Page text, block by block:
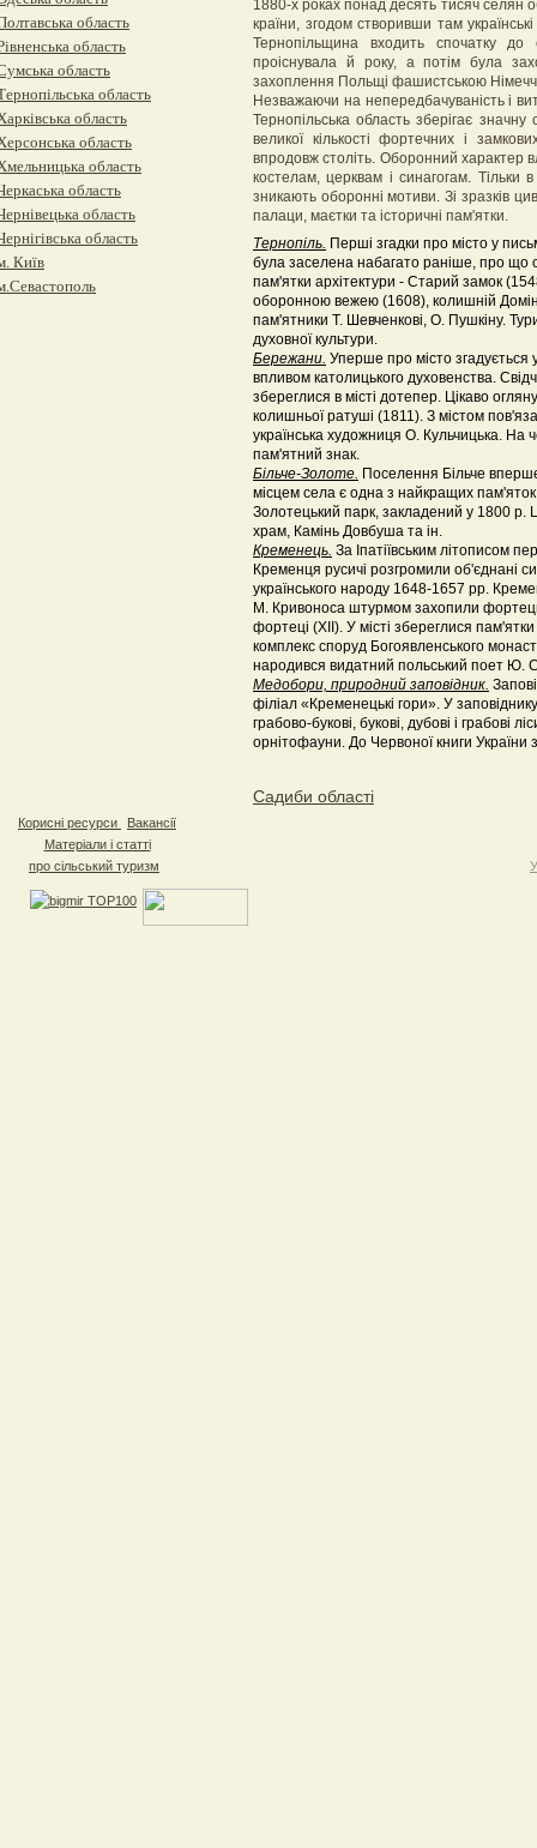
1880-х роках понад десять тисяч селян
країни, згодом створивши там
Тернопільщина входить спочатку до
проіснувала й року, а потім була
захоплення Польщі фашистською
Незважаючи на непередбачуваність і
Тернопільська область зберігає
великої кількості фортечних і
впродовж століть. Оборонний характер
костелам, церквам і синагогам. Тільки
зникають оборонні мотиви. Зі зразків
палаци, маєтки та історичні пам'ятки.
Тернопіль. Перші згадки про місто у
була заселена набагато раніше, про що
пам'ятки архітектури - Старий замок
оборонною вежею (1608), колишній
пам'ятники Т. Шевченкові, О. Пушкіну.
духовної культури.
Бережани. Уперше про місто
впливом католицького духовенства.
збереглися в місті дотепер. Цікаво
колишньої ратуші (1811). З містом
українська художниця О. Кульчицька. На
пам'ятний знак.
Більче-Золоте. Поселення Більче
місцем села є одна з найкращих
Золотецький парк, закладений у 1800 р.
храм, Камінь Довбуша та ін.
Кременець. За Іпатіївським літописом
Кременця русичі розгромили об'єднані
українського народу 1648-1657 рр.
М. Кривоноса штурмом захопили
фортеці (XII). У місті збереглися
комплекс споруд Богоявленського
народився видатний польський поет Ю.
Медобори, природний заповідник.
філіал «Кременецькі гори». У
грабово-букові, букові, дубові і
орнітофауни. До Червоної книги України
Садиби областi
область
область
область
область
область
область
область
область
область
область
Київ
Корисні ресурси
Вакансії
Матеріали і статті
про сільський туризм